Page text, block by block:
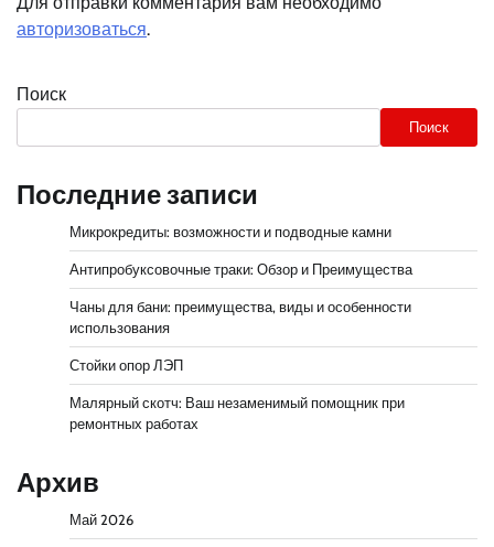
авторизоваться.
Поиск
Поиск
Последние записи
Микрокредиты: возможности и подводные камни
Антипробуксовочные траки: Обзор и Преимущества
Чаны для бани: преимущества, виды и особенности
использования
Стойки опор ЛЭП
Малярный скотч: Ваш незаменимый помощник при
ремонтных работах
Архив
Май 2026